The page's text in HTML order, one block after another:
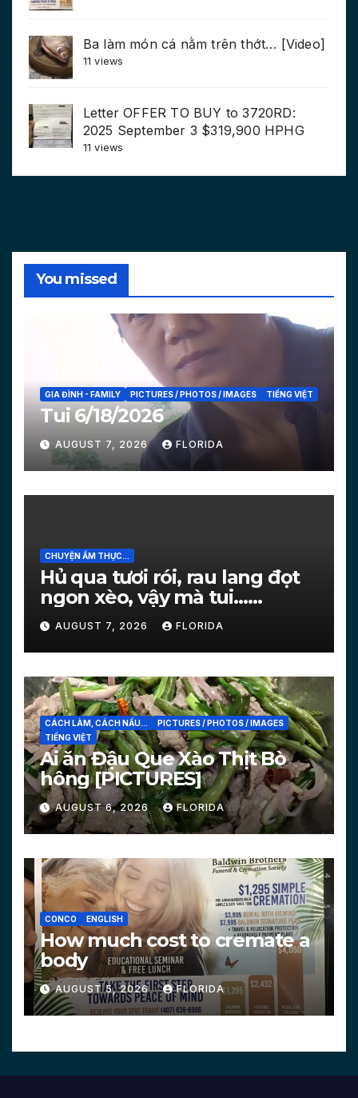
Ba làm món cá nằm trên thớt… [Video]
11 views
Letter OFFER TO BUY to 3720RD:
2025 September 3 $319,900 HPHG
11 views
You missed
GIA ĐÌNH - FAMILY PICTURES / PHOTOS / IMAGES TIẾNG VIỆT
Tui 6/18/2026
AUGUST 7, 2026 FLORIDA
CHUYỆN ẨM THỰC...
Hủ qua tươi rói, rau lang đọt
ngon xèo, vậy mà tui…
[PICTURES]
AUGUST 7, 2026 FLORIDA
CÁCH LÀM, CÁCH NẤU...
PICTURES / PHOTOS / IMAGES
TIẾNG VIỆT
Ai ăn Đậu Que Xào Thịt Bò
hông [PICTURES]
AUGUST 6, 2026 FLORIDA
CONCO ENGLISH
How much cost to cremate a
body
AUGUST 5, 2026 FLORIDA